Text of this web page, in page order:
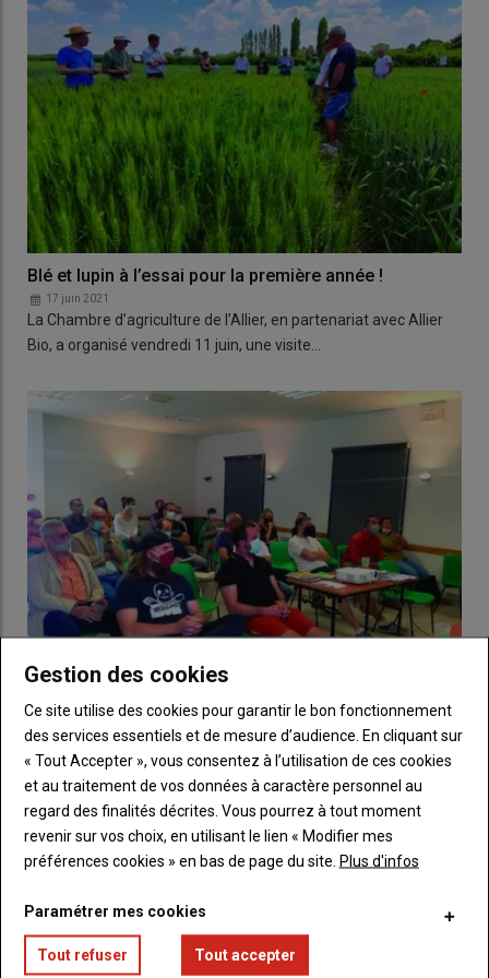
Blé et lupin à l’essai pour la première année !
17 juin 2021
La Chambre d’agriculture de l’Allier, en partenariat avec Allier
Bio, a organisé vendredi 11 juin, une visite…
Du renouveau en perspective !
24 octobre 2020
Allier Bio Le 21 septembre dernier a eu lieu l’assemblée
générale d’Allier Bio, l’association d’agriculture…
LES PLUS LUS
Les éleveurs de viande bovine vont bloquer les
abattoirs du groupe Bigard
Gestion des cookies
Ce site utilise des cookies pour garantir le bon fonctionnement
des services essentiels et de mesure d’audience. En cliquant sur
« Tout Accepter », vous consentez à l’utilisation de ces cookies
et au traitement de vos données à caractère personnel au
regard des finalités décrites. Vous pourrez à tout moment
revenir sur vos choix, en utilisant le lien « Modifier mes
préférences cookies » en bas de page du site. Plus d'infos
Paramétrer mes cookies
Tout refuser Tout accepter